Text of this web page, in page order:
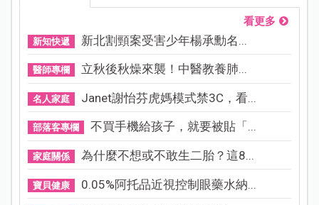
看更多
新知快遞 新北割頸案受害少年楊承勳名...
醫師專欄 立秋後秋燥來襲！中醫教養肺...
名人家庭 Janet謝怡芬虎媽模式禁3C，看...
部落客專欄 不買手機給孩子，就要被貼「...
家庭關係 為什麼不想或不敢生二胎？這8...
寶貝健康 0.05%阿托品近視控制眼藥水納...